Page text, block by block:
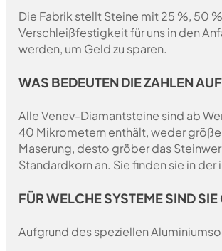
Die Fabrik stellt Steine mit 25 %, 50
Verschleißfestigkeit für uns in den
werden, um Geld zu sparen.
WAS BEDEUTEN DIE ZAHLEN
Alle Venev-Diamantsteine sind ab
40 Mikrometern enthält, weder
Maserung, desto gröber das
Standardkorn an. Sie finden sie in
FÜR WELCHE SYSTEME SIND
Aufgrund des speziellen